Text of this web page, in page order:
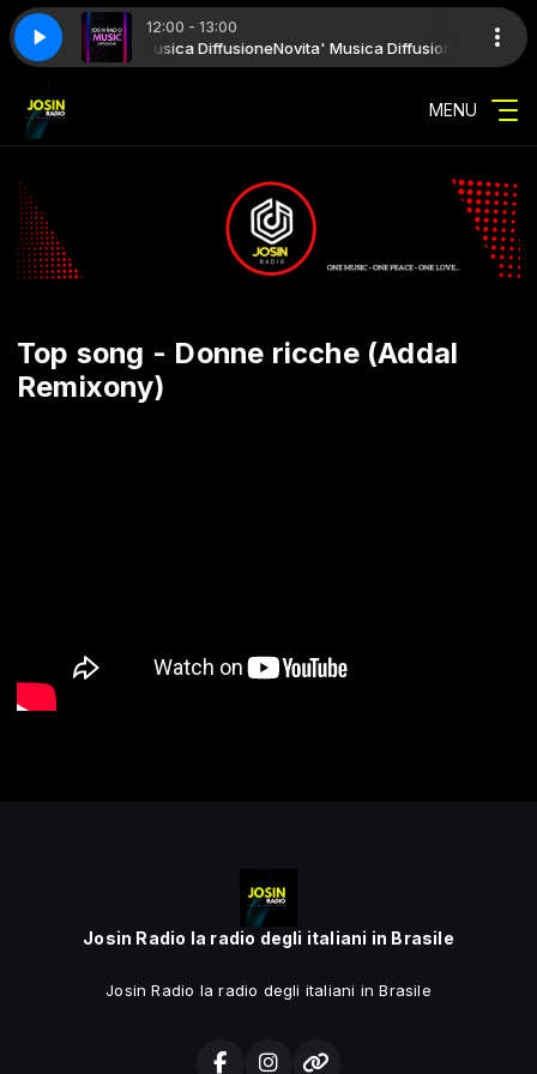
12:00 - 13:00
with Novita' Musica DiffusioneNovita' Musica Diffusione with
On The Drums - GODZILA (Radio Edit)W Sound 09, J balvin,
MENU
Top song - Donne ricche (Addal
Remixony)
Josin Radio la radio degli italiani in Brasile
Josin Radio la radio degli italiani in Brasile